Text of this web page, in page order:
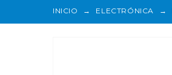
INICIO → ELECTRÓNICA →